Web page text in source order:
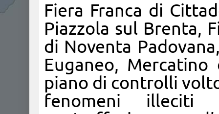
Fiera Franca di
Piazzola sul Brenta,
di Noventa
Euganeo,
piano di controlli
fenomeni illeciti